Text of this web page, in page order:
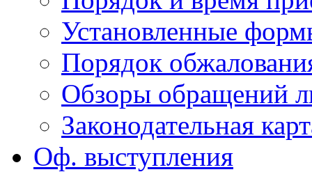
Установленные
Порядок
Обзоры обращений
Законодательная
Оф. выступления